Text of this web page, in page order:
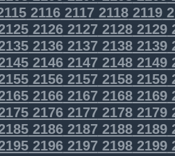
2116211721182119
2126212721282129
2136213721382139
2146214721482149
2156215721582159
2166216721682169
2176217721782179
2186218721882189
2196219721982199